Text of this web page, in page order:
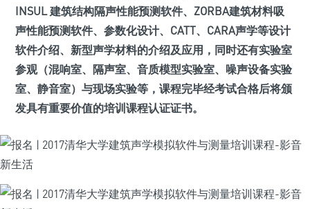
INSUL 建筑结构隔声性能预测软件、ZORBA建筑材料吸
声性能预测软件、参数化设计、CATT、CARA声学等设计
软件介绍、新型声学材料的介绍及应用，同时还有实验室
参观（混响室、隔声室、音质模型实验室、噪声设备实验
室、静音室）与现场实验等，课程完毕经考试合格后将颁
发具有重要价值的培训课程认证证书。